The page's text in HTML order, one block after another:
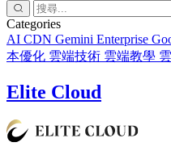
Categories
AI CDN Gemini Enterprise
本優化 雲端技術 雲端教學
Elite Cloud